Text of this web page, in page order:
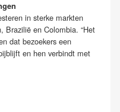
in sterke markten
Brazilië en Colombia. “Het
dat bezoekers een
en hen verbindt met